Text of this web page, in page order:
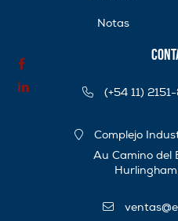
Notas
(+54 11)
Complejo
Au Camino del